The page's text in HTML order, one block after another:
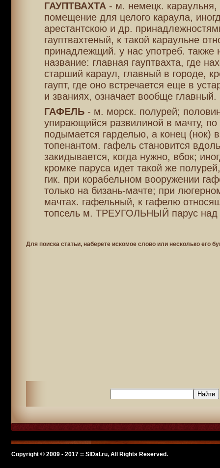
ГАУПТВАХТА- м. немецк. караульня,
помещение для целого караула,
арестантскою и др.
гауптвахтеный, к такой караульне
принадлежщий. у нас употреб. также
название: главная гауптвахта, где
старший караул, главный в городе,
гаупт, где оно встречается еще в
и званиях, означает вообще главный.
ГАФЕЛЬ- м. морск. полурей;
упирающийся развилиной в мачту, по
подымается гарделью, а конец (нок)
топенантом. гафель становится
закидывается, когда нужно, вбок;
кромке паруса идет такой же
гик. при корабельном вооружении
только на бизань-мачте; при
мачтах. гафельный, к гафелю
топсель м. ТРЕУГОЛЬНЫЙ парус над
Для поиска статьи, наберете искомое слово или несколько его
Copyright © 2009 - 2017 :: SlDal.ru, All Rights Reserved.